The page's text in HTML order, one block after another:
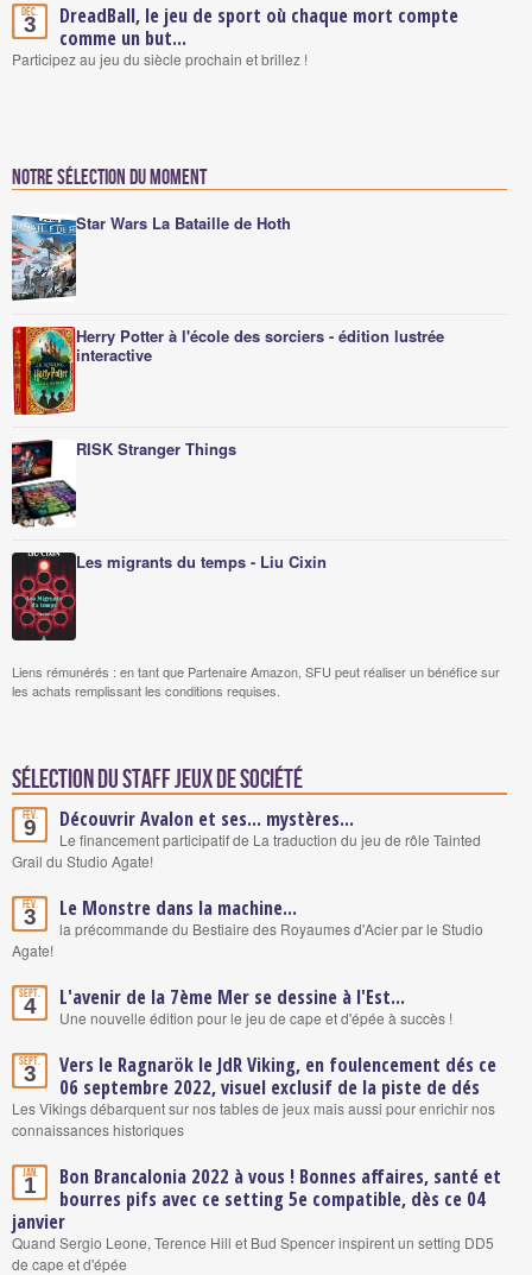
Déc.
3
DreadBall, le jeu de sport où chaque mort compte
comme un but...
Participez au jeu du siècle prochain et brillez !
Notre sélection du moment
Star Wars La Bataille de Hoth
Herry Potter à l'école des sorciers - édition lustrée
interactive
RISK Stranger Things
Les migrants du temps - Liu Cixin
Liens rémunérés : en tant que Partenaire Amazon, SFU peut réaliser un bénéfice sur
les achats remplissant les conditions requises.
Sélection du staff Jeux de société
Fév.
9 Découvrir Avalon et ses... mystères...
Le financement participatif de La traduction du jeu de rôle Tainted
Grail du Studio Agate!
Fév.
3 Le Monstre dans la machine...
la précommande du Bestiaire des Royaumes d'Acier par le Studio
Agate!
Sept.
4 L'avenir de la 7ème Mer se dessine à l'Est...
Une nouvelle édition pour le jeu de cape et d'épée à succès !
Sept.
3
Vers le Ragnarök le JdR Viking, en foulencement dés ce
06 septembre 2022, visuel exclusif de la piste de dés
Les Vikings débarquent sur nos tables de jeux mais aussi pour enrichir nos
connaissances historiques
Jan.
1
Bon Brancalonia 2022 à vous ! Bonnes affaires, santé et
bourres pifs avec ce setting 5e compatible, dès ce 04
janvier
Quand Sergio Leone, Terence Hill et Bud Spencer inspirent un setting DD5
de cape et d'épée